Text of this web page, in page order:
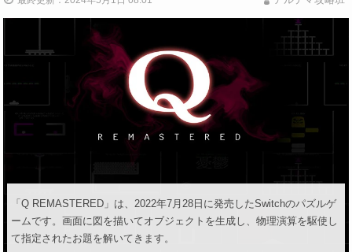
「Q REMASTERED」は、2022年7月28日に発売したSwitchのパズルゲ
ームです。画面に図を描いてオブジェクトを生成し、物理演算を駆使し
て指定されたお題を解いてきます。